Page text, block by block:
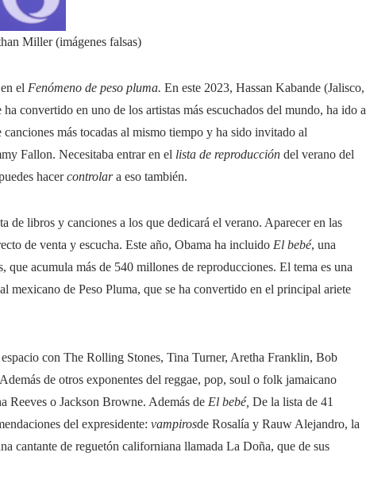
Miller (imágenes falsas)
el Fenómeno de peso pluma. En este 2023, Hassan Kabande (Jalisco,
convertido en uno de los artistas más escuchados del mundo, ha ido a
más tocadas al mismo tiempo y ha sido invitado al
Fallon. Necesitaba entrar en el lista de reproducción del verano del
hacercontrolara eso también.
de libros y canciones a los que dedicará el verano. Aparecer en las
de venta y escucha. Este año, Obama ha incluido El bebé, una
acumula más de 540 millones de reproducciones. El tema es una
mexicano de Peso Pluma, que se ha convertido en el principal ariete
con The Rolling Stones, Tina Turner, Aretha Franklin, Bob
de otros exponentes del reggae, pop, soul o folk jamaicano
Reeves o Jackson Browne. Además de El bebé, De la lista de 41
del expresidente: vampirosde Rosalía y Rauw Alejandro, la
cantante de reguetón californiana llamada La Doña, que de sus